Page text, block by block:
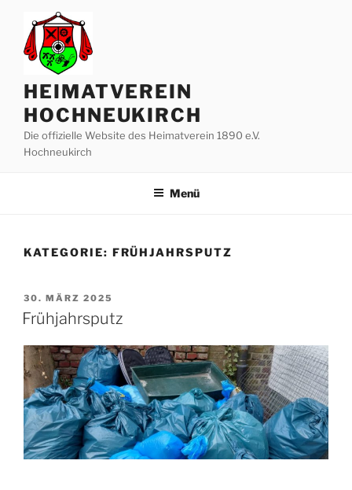
springen
HEIMATVEREIN
HOCHNEUKIRCH
Die offizielle Website des Heimatverein 1890 e.V.
Hochneukirch
Menü
KATEGORIE: FRÜHJAHRSPUTZ
VERÖFFENTLICHT
AM
30. MÄRZ 2025
Frühjahrsputz